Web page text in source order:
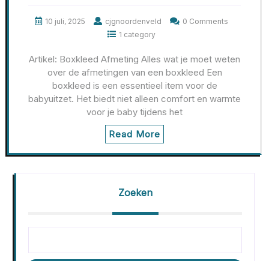
10 juli, 2025 cjgnoordenveld
0 Comments
1 category
Artikel: Boxkleed Afmeting Alles wat je moet weten
over de afmetingen van een boxkleed Een
boxkleed is een essentieel item voor de
babyuitzet. Het biedt niet alleen comfort en warmte
voor je baby tijdens het
Read More
Zoeken